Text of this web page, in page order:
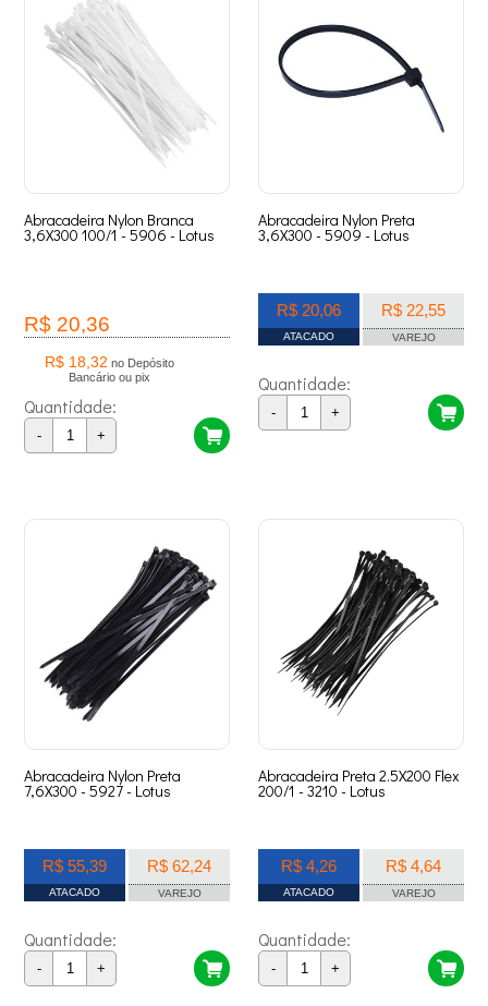
Abracadeira Nylon Branca
3,6X300 100/1 - 5906 - Lotus
R$ 20,36
R$ 18,32 no Depósito
Bancário ou pix
Quantidade:
- +
Abracadeira Nylon Preta
3,6X300 - 5909 - Lotus
R$ 20,06
ATACADO
R$ 22,55
VAREJO
Quantidade:
- +
Abracadeira Nylon Preta
7,6X300 - 5927 - Lotus
R$ 55,39
ATACADO
R$ 62,24
VAREJO
Quantidade:
- +
Abracadeira Preta 2.5X200 Flex
200/1 - 3210 - Lotus
R$ 4,26
ATACADO
R$ 4,64
VAREJO
Quantidade:
- +